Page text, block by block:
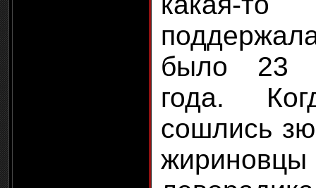
было 23
года.
сошлись